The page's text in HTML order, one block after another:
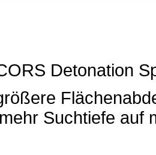
Detonation
Suchtiefe auf